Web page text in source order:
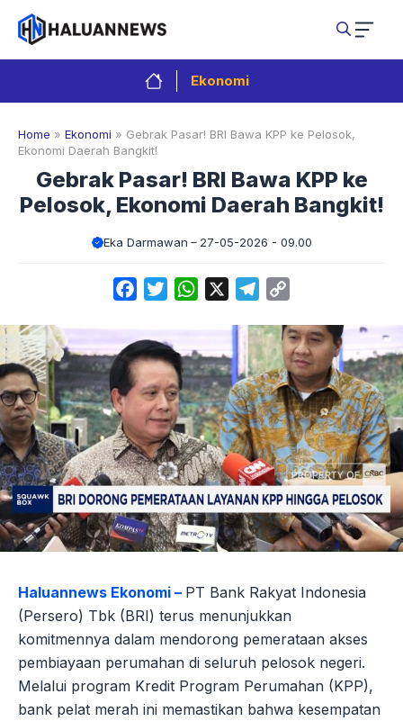
Langsung
isi
Ekonomi
Home » Ekonomi » Gebrak Pasar! BRI Bawa KPP ke Pelosok,
Ekonomi Daerah Bangkit!
Gebrak Pasar! BRI Bawa KPP ke
Pelosok, Ekonomi Daerah Bangkit!
Eka Darmawan 27-05-2026 - 09.00
FacebookTwitterWhatsApp Telegram
Haluannews Ekonomi – PT Bank Rakyat Indonesia
(Persero) Tbk (BRI) terus menunjukkan
komitmennya dalam mendorong pemerataan akses
pembiayaan perumahan di seluruh pelosok negeri.
Melalui program Kredit Program Perumahan (KPP),
bank pelat merah ini memastikan bahwa kesempatan